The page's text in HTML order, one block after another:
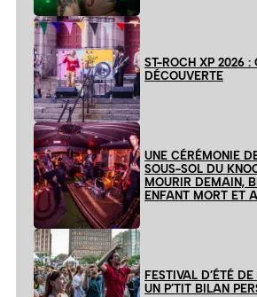
ST-ROCH XP 2026 :
DÉCOUVERTE
UNE CÉRÉMONIE
SOUS-SOL DU
MOURIR DEMAIN,
ENFANT MORT ET
FESTIVAL D’ÉTÉ
UN P’TIT BILAN